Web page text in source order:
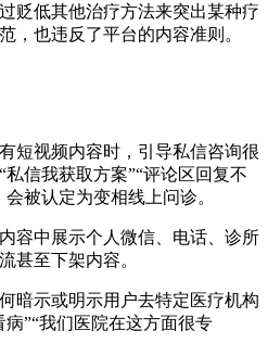
贬低其他治疗方法来突出某种疗
，也违反了平台的内容准则。
短视频内容时，引导私信咨询很
私信我获取方案”“评论区回复不
被认定为变相线上问诊。
容中展示个人微信、电话、诊所
甚至下架内容。
暗示或明示用户去特定医疗机构
病”“我们医院在这方面很专